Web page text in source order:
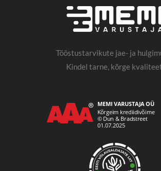
Tööstustarvikute jae- ja
Kindel tarne, kõrge